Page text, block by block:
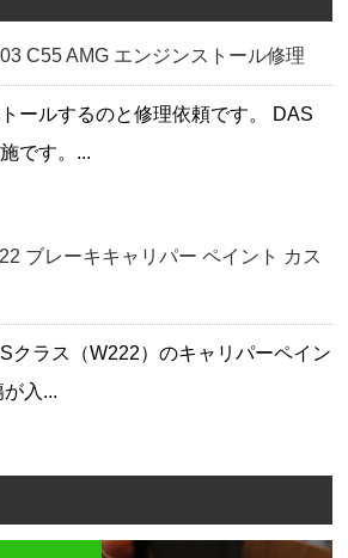
C55 AMG エンジンストール修理
ールするのと修理依頼です。 DAS
です。...
ブレーキキャリパー ペイント カス
クラス（W222）のキャリパーペイン
が入...